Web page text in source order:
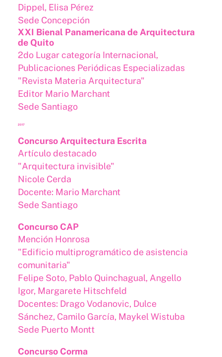
Dippel, Elisa Pérez
Sede Concepción
XXI Bienal Panamericana de Arquitectura
de Quito
2do Lugar categoría Internacional,
Publicaciones Periódicas Especializadas
"Revista Materia Arquitectura"
Editor Mario Marchant
Sede Santiago
2017
Concurso Arquitectura Escrita
Artículo destacado
"Arquitectura invisible"
Nicole Cerda
Docente: Mario Marchant
Sede Santiago
Concurso CAP
Mención Honrosa
"Edificio multiprogramático de asistencia
comunitaria"
Felipe Soto, Pablo Quinchagual, Angello
Igor, Margarete Hitschfeld
Docentes: Drago Vodanovic, Dulce
Sánchez, Camilo García, Maykel Wistuba
Sede Puerto Montt
Concurso Corma